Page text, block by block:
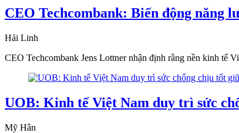
CEO Techcombank: Biến động năng
Hải Linh
CEO Techcombank Jens Lottner nhận định rằng nền kinh tế
UOB: Kinh tế Việt Nam duy trì sức
Mỹ Hân